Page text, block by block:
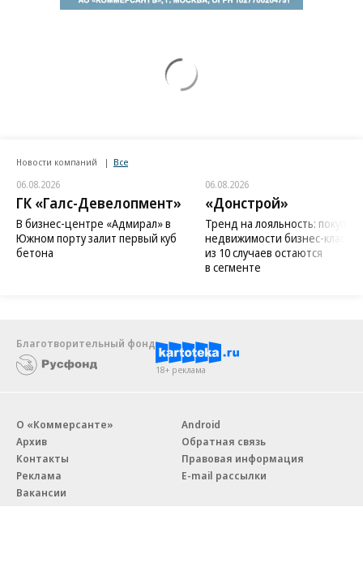
Новости компаний Все
06.08.2026
ГК «Галс-Девелопмент»
В бизнес-центре «Адмирал» в
Южном порту залит первый куб
бетона
06.08.2026
«Донстрой»
Тренд на лояльность:
недвижимости бизнес-класса
из 10 случаев остаются
в сегменте
Благотворительный фонд
18+ реклама
О «Коммерсанте»
Архив
Контакты
Реклама
Вакансии
Android
Обратная связь
Правовая информация
E-mail рассылки